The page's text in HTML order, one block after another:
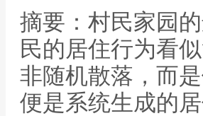
摘要：村民家园
民的居住行为看
非随机散落，而
便是系统生成的